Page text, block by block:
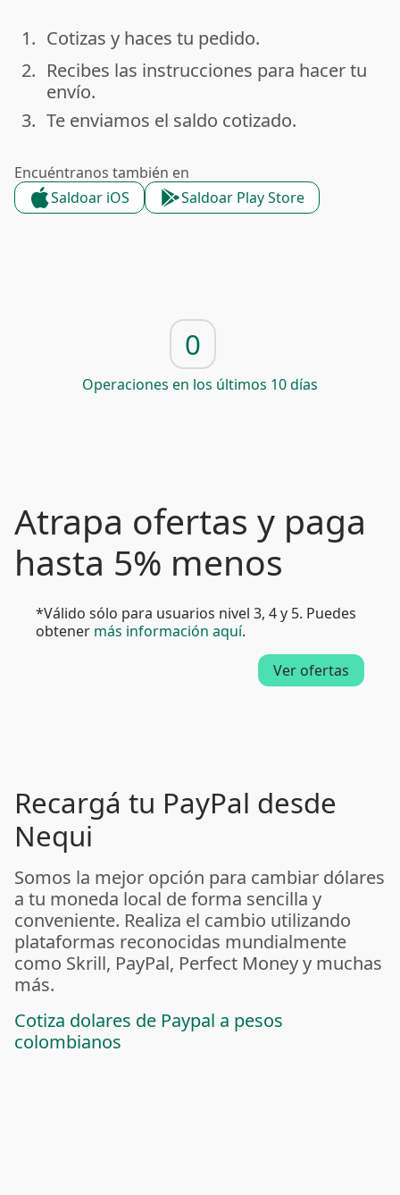
done
1. Cotizas y haces tu pedido.
done
2. Recibes las instrucciones para hacer tu
envío.
done
3. Te enviamos el saldo cotizado.
Encuéntranos también en
Saldoar iOS
Saldoar Play Store
0
Operaciones en los últimos 10 días
Atrapa ofertas y paga
hasta 5% menos
*Válido sólo para usuarios nivel 3, 4 y 5. Puedes
obtener más información aquí.
Ver ofertas
Recargá tu PayPal desde
Nequi
Somos la mejor opción para cambiar dólares
a tu moneda local de forma sencilla y
conveniente. Realiza el cambio utilizando
plataformas reconocidas mundialmente
como Skrill, PayPal, Perfect Money y muchas
más.
Cotiza dolares de Paypal a pesos
colombianos